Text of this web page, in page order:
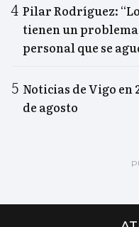
Pilar Rodríguez:
tienen un
personal que se
Noticias de Vigo en
de agosto